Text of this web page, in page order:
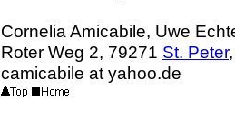
Cornelia Amicabile, Uwe
Roter Weg 2, 79271 St. Peter
camicabile at yahoo.de